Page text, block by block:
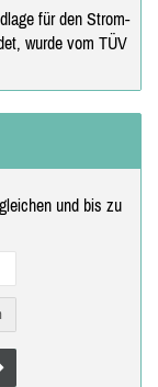
für den Strom-
wurde vom TÜV
und bis zu